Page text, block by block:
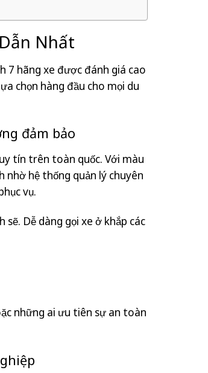
Nhất
7 hãng xe được đánh giá cao
chọn hàng đầu cho mọi du
đảm bảo
tín trên toàn quốc. Với màu
hệ thống quản lý chuyên
vụ.
Dễ dàng gọi xe ở khắp các
những ai ưu tiên sự an toàn